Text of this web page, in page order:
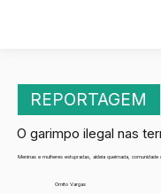
REPORTAGEM
O garimpo ilegal nas
Meninas e mulheres estupradas, aldeia queimada,
Ornito Vargas